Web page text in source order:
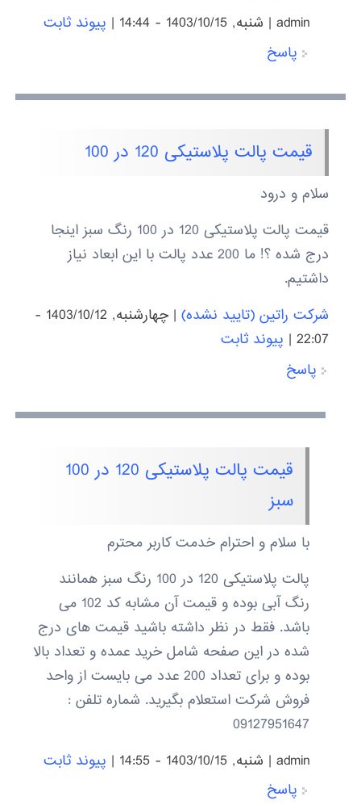
admin
| شنبه, 1403/10/15 - 14:44 | پیوند ثابت
پاسخ
قیمت پالت پلاستیکی 120 در 100
سلام و درود
قیمت پالت پلاستیکی 120 در 100 رنگ سبز اینجا
درج شده ؟! ما 200 عدد پالت با این ابعاد نیاز
داشتیم.
شرکت راتین (تایید نشده)|
چهارشنبه, 1403/10/12 -
22:07
| پیوند ثابت
پاسخ
قیمت پالت پلاستیکی 120 در 100
سبز
با سلام و احترام خدمت کاربر محترم
پالت پلاستیکی 120 در 100 رنگ سبز همانند
رنگ آبی بوده و قیمت آن مشابه کد 102 می
باشد. فقط در نظر داشته باشید قیمت های درج
شده در این صفحه شامل خرید عمده و تعداد بالا
بوده و برای تعداد 200 عدد می بایست از واحد
فروش شرکت استعلام بگیرید. شماره تلفن :
09127951647
admin
| شنبه, 1403/10/15 - 14:55 | پیوند ثابت
پاسخ